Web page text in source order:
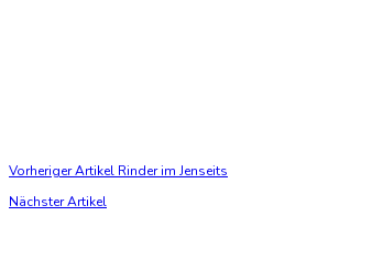
Vorheriger Artikel Rinder im Jenseits
Nächster Artikel